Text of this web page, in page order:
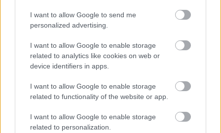
I want to allow Google to send me
personalized advertising.
I want to allow Google to enable storage
related to analytics like cookies on web or
device identifiers in apps.
I want to allow Google to enable storage
related to functionality of the website or app.
I want to allow Google to enable storage
related to personalization.
énekes-dalszerzővé érett. Mostanra pedig elkészült
első nagylemezével is, amit már zenekari